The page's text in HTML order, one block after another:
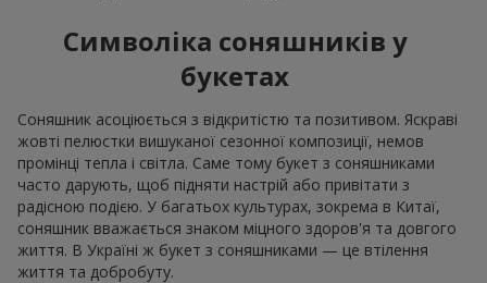
Символіка соняшників у
букетах
Соняшник асоціюється з відкритістю та позитивом. Яскраві
жовті пелюстки вишуканої сезонної композиції, немов
промінці тепла і світла. Саме тому букет з соняшниками
часто дарують, щоб підняти настрій або привітати з
радісною подією. У багатьох культурах, зокрема в Китаї,
соняшник вважається знаком міцного здоров'я та довгого
життя. В Україні ж букет з соняшниками — це втілення
життя та добробуту.